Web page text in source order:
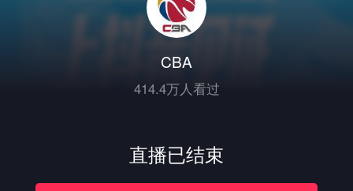
CBA
414.4万人看过
直播已结束